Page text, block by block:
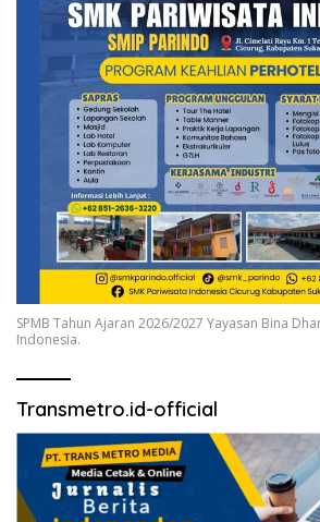
SPMB Tahun Ajaran 2026/2027 Yayasan Bina
Indonesia.
Transmetro.id-official